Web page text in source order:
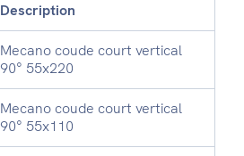
Description
Mecano coude court vertical
90° 55x220
Mecano coude court vertical
90° 55x110